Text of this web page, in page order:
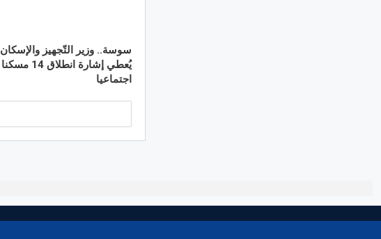
سوسة.. وزير التّجهيز والإسكان
يُعطي إشارة انطلاق 14 مسكنا
اجتماعيا